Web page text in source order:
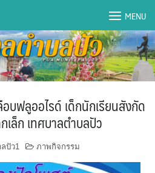
MENU
บฟลูออไรด์ เด็กนักเรียนสังกัด
ล็ก เทศบาลตำบลปัว
ลปัว1 ภาพกิจกรรม